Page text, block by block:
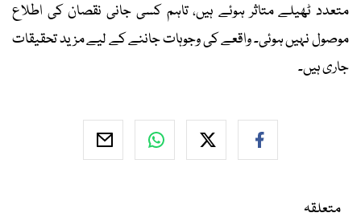
متعدد ٹھیلے متاثر ہوئے ہیں، تاہم کسی جانی نقصان کی اطلاع
موصول نہیں ہوئی۔ واقعے کی وجوہات جاننے کے لیے مزید تحقیقات
جاری ہیں۔
متعلقہ